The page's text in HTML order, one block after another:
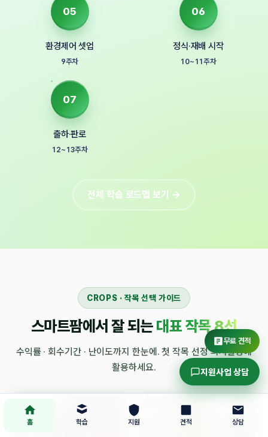
05
환경제어 셋업
9주차
06
정식·재배 시작
10~11주차
07
출하·판로
12~13주차
전체 학습 로드맵 보기 →
CROPS · 작목 선택 가이드
스마트팜에서 잘 되는 대표 작목 8선
수익률 · 회수기간 · 난이도까지 한눈에. 첫 작목 선정 의사결정에
활용하세요.
무료 견적
홈 학습 지원 견적 상담
지원사업 상담